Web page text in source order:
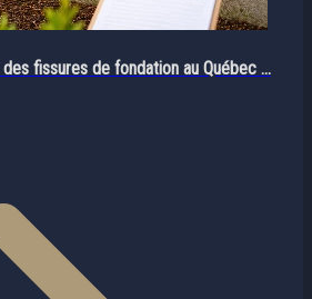
fissures de fondation au Québec ...